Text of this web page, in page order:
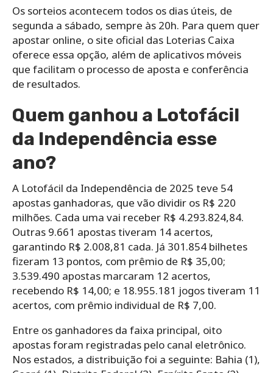
Os sorteios acontecem todos os dias úteis, de
segunda a sábado, sempre às 20h. Para quem quer
apostar online, o site oficial das Loterias Caixa
oferece essa opção, além de aplicativos móveis
que facilitam o processo de aposta e conferência
de resultados.
Quem ganhou a Lotofácil
da Independência esse
ano?
A Lotofácil da Independência de 2025 teve 54
apostas ganhadoras, que vão dividir os R$ 220
milhões. Cada uma vai receber R$ 4.293.824,84.
Outras 9.661 apostas tiveram 14 acertos,
garantindo R$ 2.008,81 cada. Já 301.854 bilhetes
fizeram 13 pontos, com prêmio de R$ 35,00;
3.539.490 apostas marcaram 12 acertos,
recebendo R$ 14,00; e 18.955.181 jogos tiveram 11
acertos, com prêmio individual de R$ 7,00.
Entre os ganhadores da faixa principal, oito
apostas foram registradas pelo canal eletrônico.
Nos estados, a distribuição foi a seguinte: Bahia (1),